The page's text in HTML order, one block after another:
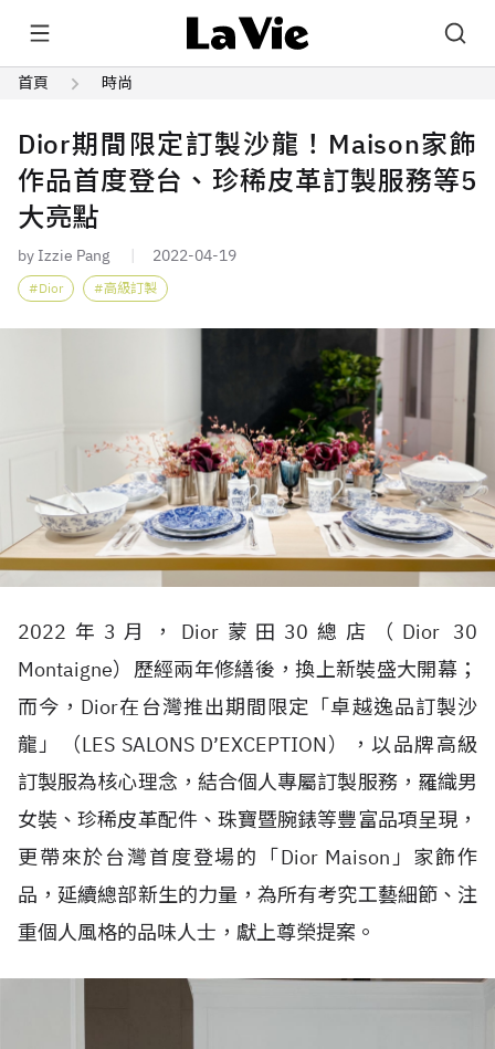
首頁 時尚
Dior期間限定訂製沙龍！Maison家飾
作品首度登台、珍稀皮革訂製服務等5
大亮點
by Izzie Pang 2022-04-19
Dior 高級訂製
2022年3月，Dior蒙田30總店（Dior 30
Montaigne）歷經兩年修繕後，換上新裝盛大開幕；
而今，Dior在台灣推出期間限定「卓越逸品訂製沙
龍」（LES SALONS D’EXCEPTION），以品牌高級
訂製服為核心理念，結合個人專屬訂製服務，羅織男
女裝、珍稀皮革配件、珠寶暨腕錶等豐富品項呈現，
更帶來於台灣首度登場的「Dior Maison」家飾作
品，延續總部新生的力量，為所有考究工藝細節、注
重個人風格的品味人士，獻上尊榮提案。